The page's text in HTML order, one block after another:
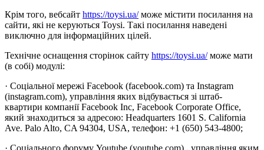
Крім того, вебсайт https://toysi.ua/може містити посилання на
сайти, які не керуються Toysi. Такі посилання наведені
виключно для інформаційних цілей.
Технічне оснащення сторінок сайту https://toysi.ua/може мати
(в собі) модулі:
· Соціальної мережі Facebook (facebook.com) та Instagram
(instagram.com), управління яких відбувається зі штаб-
квартири компанії Facebook Inc, Facebook Corporate Office,
який знаходиться за адресою: Headquarters 1601 S. California
Ave. Palo Alto, CA 94304, USA, телефон: +1 (650) 543-4800;
· Соціального форуму Youtube (youtube.com) , управління яким